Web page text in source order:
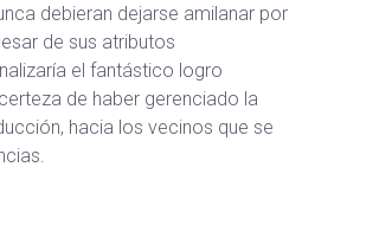
debieran dejarse amilanar por
de sus atributos
el fantástico logro
de haber gerenciado la
hacia los vecinos que se